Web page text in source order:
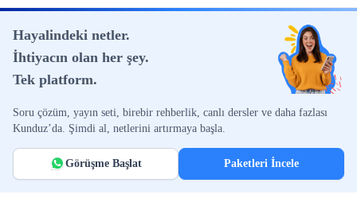
Hayalindeki netler.
İhtiyacın olan her şey.
Tek platform.
Soru çözüm, yayın seti, birebir rehberlik, canlı dersler ve daha fazlası
Kunduz’da. Şimdi al, netlerini artırmaya başla.
Görüşme Başlat Paketleri İncele